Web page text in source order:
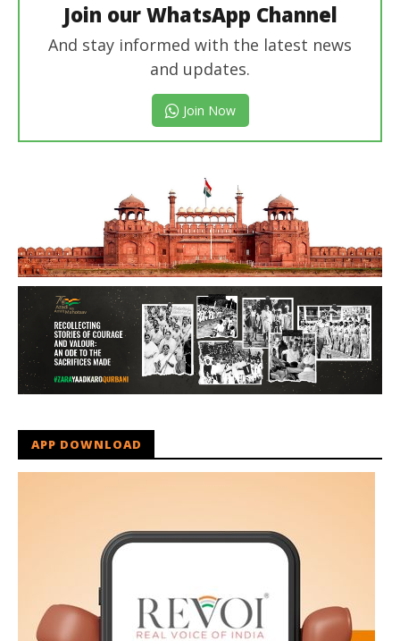
Join our WhatsApp Channel
And stay informed with the latest news
and updates.
Join Now
APP DOWNLOAD